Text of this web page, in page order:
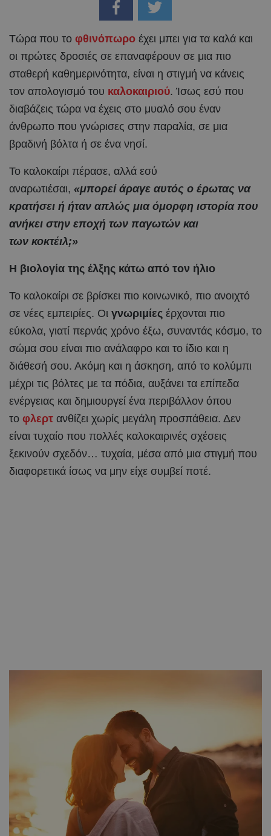
Τώρα που το φθινόπωρο έχει μπει για τα καλά και
οι πρώτες δροσιές σε επαναφέρουν σε μια πιο
σταθερή καθημερινότητα, είναι η στιγμή να κάνεις
τον απολογισμό του καλοκαιριού. Ίσως εσύ που
διαβάζεις τώρα να έχεις στο μυαλό σου έναν
άνθρωπο που γνώρισες στην παραλία, σε μια
βραδινή βόλτα ή σε ένα νησί.
Το καλοκαίρι πέρασε, αλλά εσύ
αναρωτιέσαι, «μπορεί άραγε αυτός ο έρωτας να
κρατήσει ή ήταν απλώς μια όμορφη ιστορία που
ανήκει στην εποχή των παγωτών και
των κοκτέιλ;»
Η βιολογία της έλξης κάτω από τον ήλιο
Το καλοκαίρι σε βρίσκει πιο κοινωνικό, πιο ανοιχτό
σε νέες εμπειρίες. Οι γνωριμίες έρχονται πιο
εύκολα, γιατί περνάς χρόνο έξω, συναντάς κόσμο, το
σώμα σου είναι πιο ανάλαφρο και το ίδιο και η
διάθεσή σου. Ακόμη και η άσκηση, από το κολύμπι
μέχρι τις βόλτες με τα πόδια, αυξάνει τα επίπεδα
ενέργειας και δημιουργεί ένα περιβάλλον όπου
το φλερτ ανθίζει χωρίς μεγάλη προσπάθεια. Δεν
είναι τυχαίο που πολλές καλοκαιρινές σχέσεις
ξεκινούν σχεδόν… τυχαία, μέσα από μια στιγμή που
διαφορετικά ίσως να μην είχε συμβεί ποτέ.